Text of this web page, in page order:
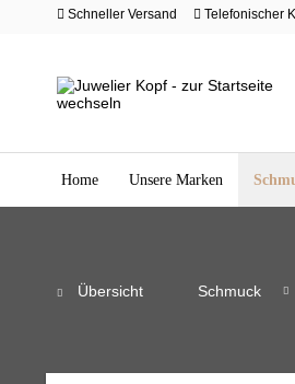
Schneller Versand Telefonischer
Home Unsere Marken
Übersicht Schmuck